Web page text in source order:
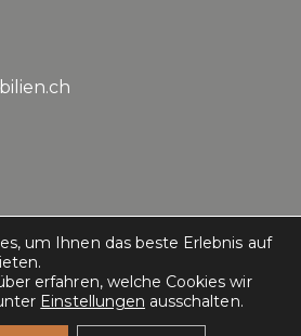
um Ihnen das beste Erlebnis auf
erfahren, welche Cookies wir
Einstellungen ausschalten.